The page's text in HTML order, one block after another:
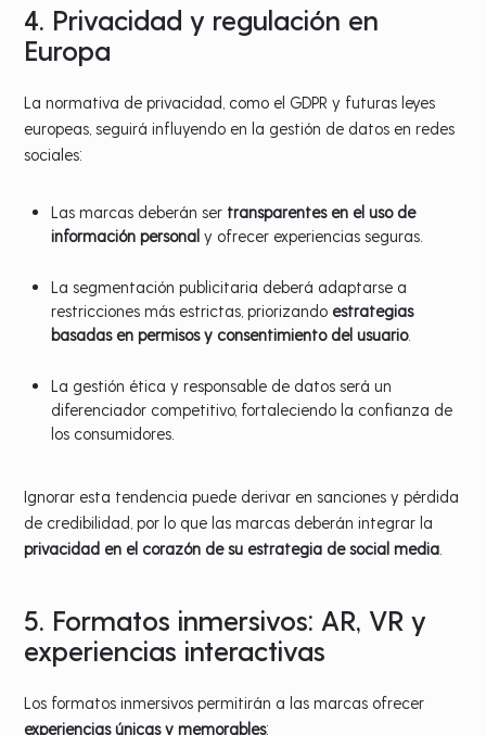
4. Privacidad y regulación en
Europa
La normativa de privacidad, como el GDPR y futuras leyes
europeas, seguirá influyendo en la gestión de datos en redes
sociales:
Las marcas deberán ser transparentes en el uso de
información personal y ofrecer experiencias seguras.
La segmentación publicitaria deberá adaptarse a
restricciones más estrictas, priorizando estrategias
basadas en permisos y consentimiento del usuario.
La gestión ética y responsable de datos será un
diferenciador competitivo, fortaleciendo la confianza de
los consumidores.
Ignorar esta tendencia puede derivar en sanciones y pérdida
de credibilidad, por lo que las marcas deberán integrar la
privacidad en el corazón de su estrategia de social media
5. Formatos inmersivos: AR, VR y
experiencias interactivas
Los formatos inmersivos permitirán a las marcas ofrecer
experiencias únicas y memorables: